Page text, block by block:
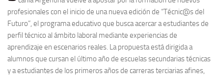
profesionales con el inicio de una nueva edición de “Técnic@s del
Futuro”, el programa educativo que busca acercar a estudiantes de
perfil técnico al ámbito laboral mediante experiencias de
aprendizaje en escenarios reales. La propuesta está dirigida a
alumnos que cursan el último año de escuelas secundarias técnicas
y a estudiantes de los primeros años de carreras terciarias afines,